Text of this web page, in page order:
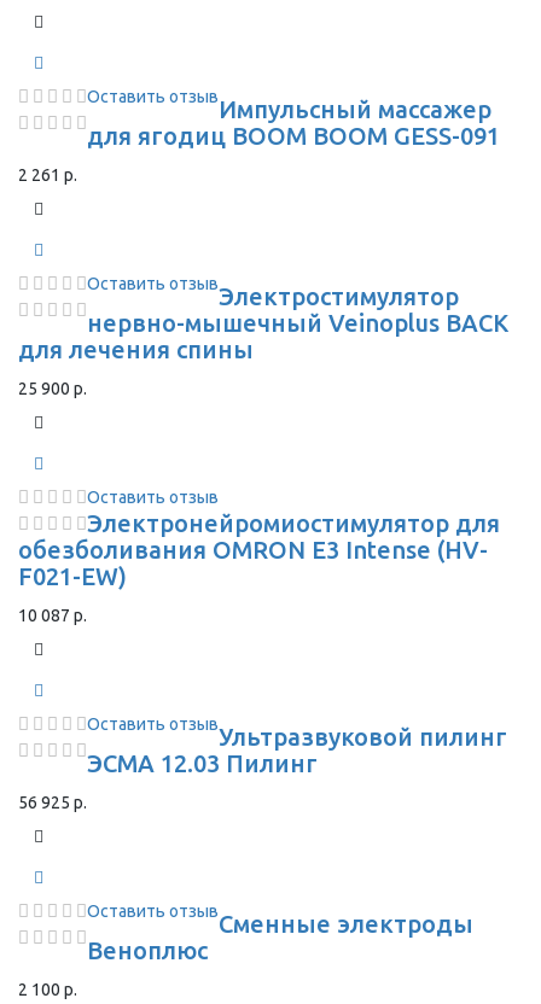
Оставить отзывИмпульсный массажер
для ягодиц BOOM BOOM GESS-091
2 261 р.
Оставить отзывЭлектростимулятор
нервно-мышечный Veinoplus BACK
для лечения спины
25 900 р.
Оставить отзыв
Электронейромиостимулятор для
обезболивания OMRON Е3 Intense (HV-
F021-EW)
10 087 р.
Оставить отзывУльтразвуковой пилинг
ЭСМА 12.03 Пилинг
56 925 р.
Оставить отзывСменные электроды
Веноплюс
2 100 р.